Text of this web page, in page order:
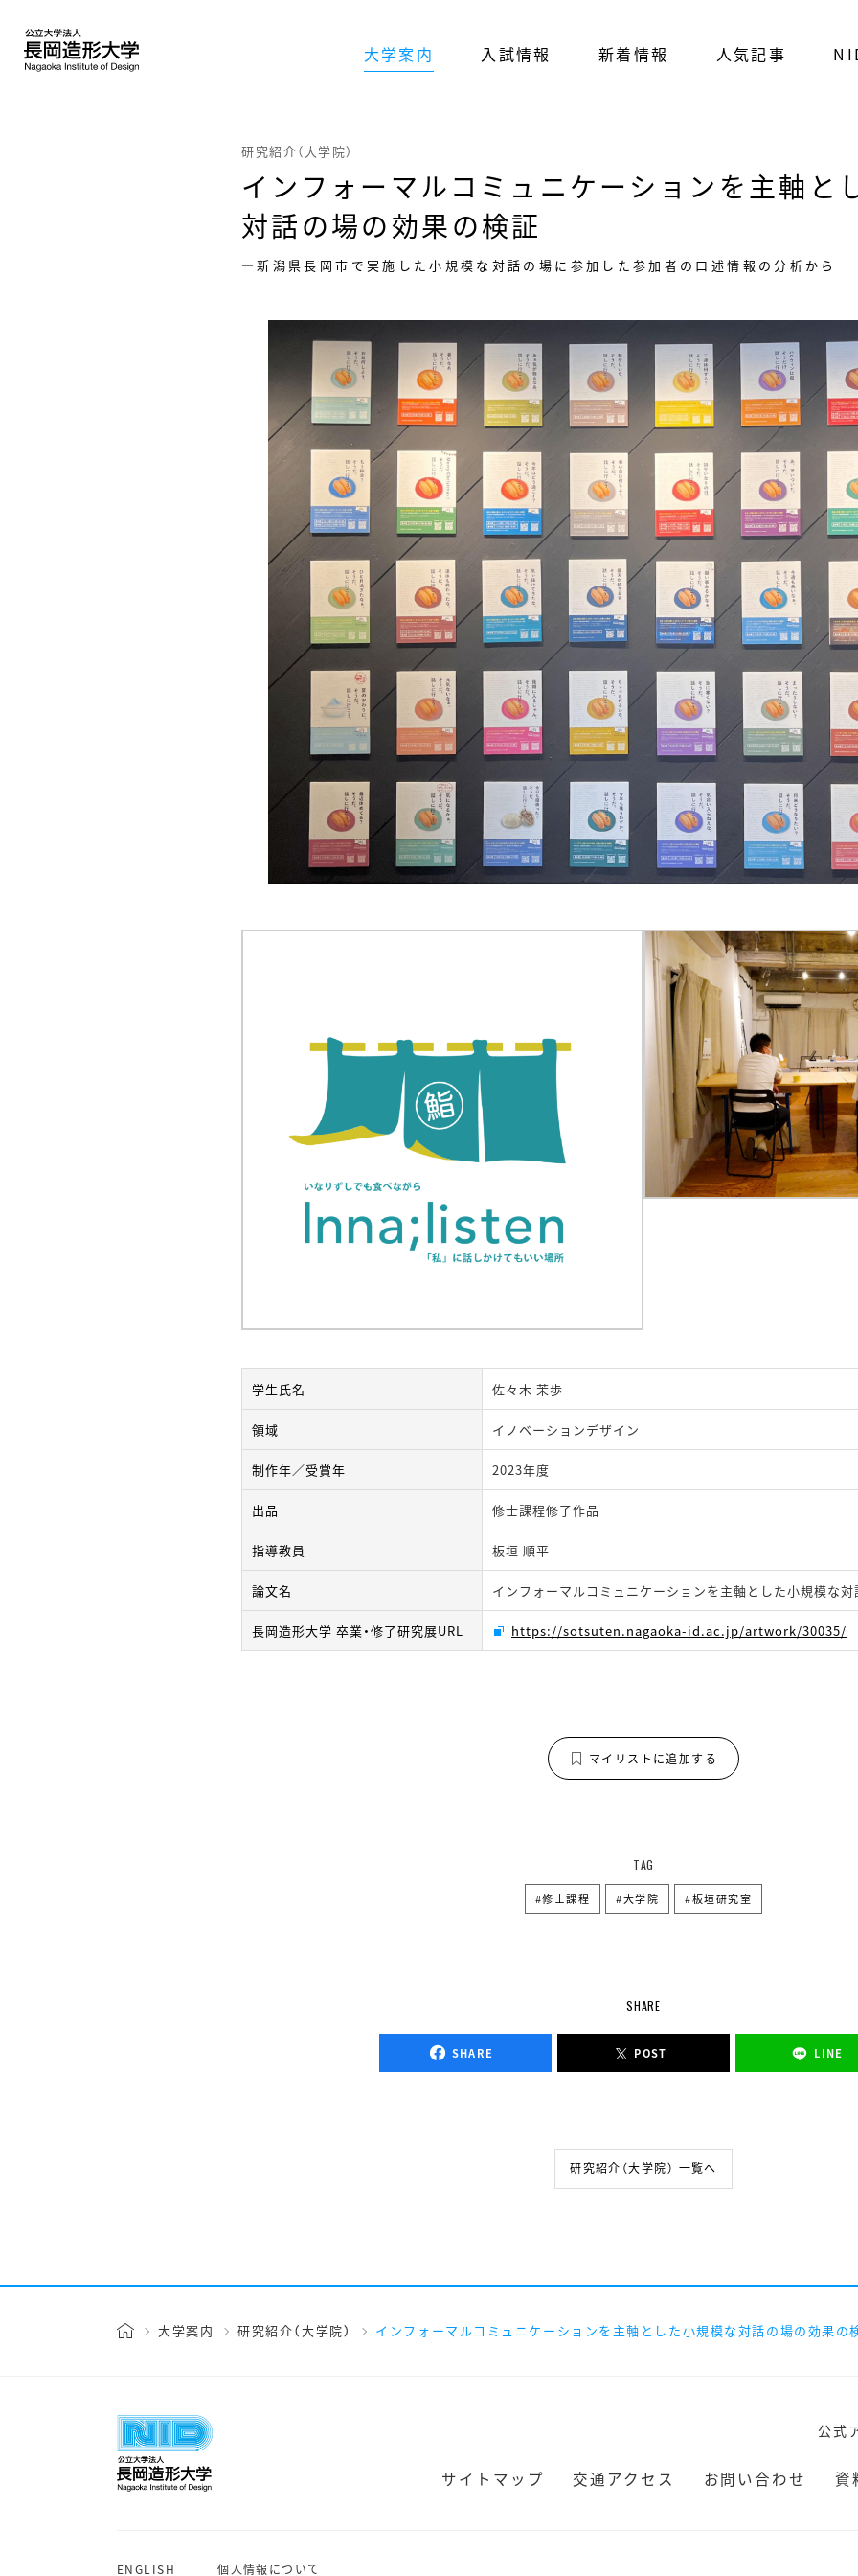
大学案内 入試情報 新着情報 人気記事
研究紹介（大学院）
インフォーマルコミュニケーションを主軸と
対話の場の効果の検証
―新潟県長岡市で実施した小規模な対話の場に参加した参加者の口述情報の分析から
学生氏名 佐々木 茉歩
領域 イノベーションデザイン
制作年／受賞年 2023年度
出品 修士課程修了作品
指導教員 板垣 順平
論文名 インフォーマルコミュニケーションを主軸とした小規模な
長岡造形大学 卒業・修了研究展URL https://sotsuten.nagaoka-id.ac.jp/artwork/30035/
マイリストに追加する
TAG
修士課程 大学院 板垣研究室
SHARE
SHARE POST LINE
研究紹介（大学院） 一覧へ
大学案内 研究紹介（大学院） インフォーマルコミュニケーションを主軸とした小規模な対話の場の効果の
公式
サイトマップ 交通アクセス お問い合わせ 資
ENGLISH 個人情報について